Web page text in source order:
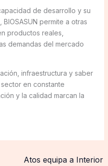
de desarrollo y su
permite a otras
productos reales,
demandas del mercado
infraestructura y saber
en constante
y la calidad marcan la
Atos equipa a Interior